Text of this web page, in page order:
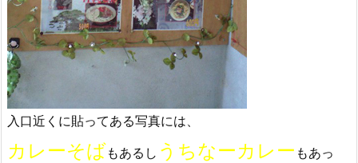
入口近くに貼ってある写真には、
カレーそばもあるし うちなーカレー もあっ